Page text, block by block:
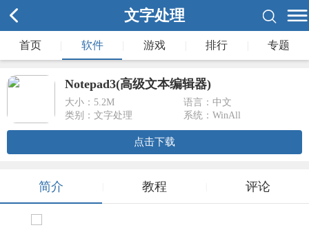
文字处理
首页 软件 游戏 排行 专题
Notepad3(高级文本编辑器)
大小： 5.2M
语言：中文
类别：文字处理
系统：WinAll
点击下载
简介 教程 评论